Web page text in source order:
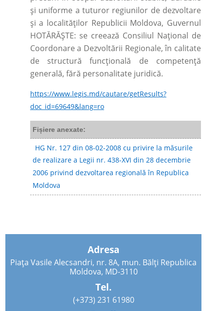
și uniforme a tuturor regiunilor de dezvoltare
și a localităților Republicii Moldova, Guvernul
HOTĂRĂȘTE: se creează Consiliul Național de
Coordonare a Dezvoltării Regionale, în calitate
de structură funcțională de competență
generală, fără personalitate juridică.
https://www.legis.md/cautare/getResults?
doc_id=69649&lang=ro
Fișiere anexate:
HG Nr. 127 din 08-02-2008 cu privire la măsurile
de realizare a Legii nr. 438-XVI din 28 decembrie
2006 privind dezvoltarea regională în Republica
Moldova
Adresa
Piața Vasile Alecsandri, nr. 8A, mun. Bălți Republica
Moldova, MD-3110
Tel.
(+373) 231 61980